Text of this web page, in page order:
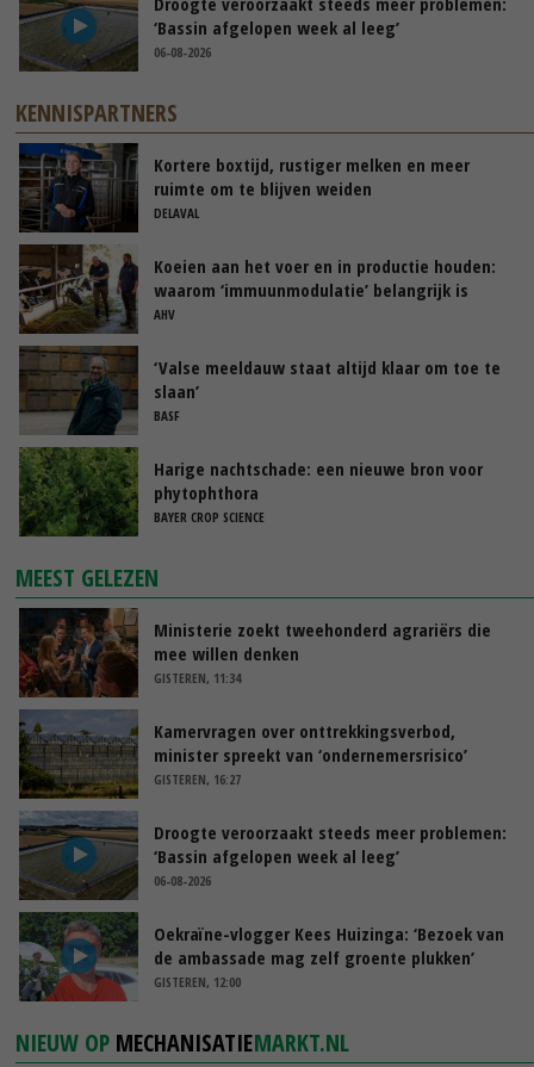
‘Bassin afgelopen week al leeg’
06-08-2026
KENNISPARTNERS
Kortere boxtijd, rustiger melken en meer
ruimte om te blijven weiden
DELAVAL
Koeien aan het voer en in productie houden:
waarom ‘immuunmodulatie’ belangrijk is
tijdens de transitieperiode
AHV
‘Valse meeldauw staat altijd klaar om toe te
slaan’
BASF
Harige nachtschade: een nieuwe bron voor
phytophthora
BAYER CROP SCIENCE
MEEST GELEZEN
Ministerie zoekt tweehonderd agrariërs die
mee willen denken
GISTEREN, 11:34
Kamervragen over onttrekkingsverbod,
minister spreekt van ‘ondernemersrisico’
GISTEREN, 16:27
Droogte veroorzaakt steeds meer problemen:
‘Bassin afgelopen week al leeg’
06-08-2026
Oekraïne-vlogger Kees Huizinga: ‘Bezoek van
de ambassade mag zelf groente plukken’
GISTEREN, 12:00
NIEUW OP MECHANISATIEMARKT.NL